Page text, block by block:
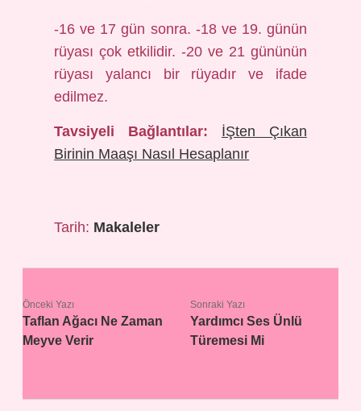
-16 ve 17 gün sonra. -18 ve 19. günün
rüyası çok etkilidir. -20 ve 21 gününün
rüyası yalancı bir rüyadır ve ifade
edilmez.
Tavsiyeli Bağlantılar:
İŞten Çıkan
Birinin Maaşı Nasıl Hesaplanır
Tarih: Makaleler
Önceki Yazı
Taflan Ağacı Ne Zaman
Meyve Verir
Sonraki Yazı
Yardımcı Ses Ünlü
Türemesi Mi